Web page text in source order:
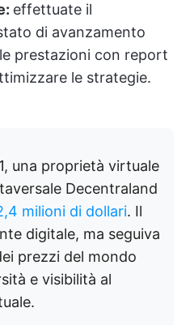
effettuate il
di avanzamento
prestazioni con report
le strategie.
una proprietà virtuale
Decentraland
milioni di dollari. Il
digitale, ma seguiva
prezzi del mondo
e visibilità al